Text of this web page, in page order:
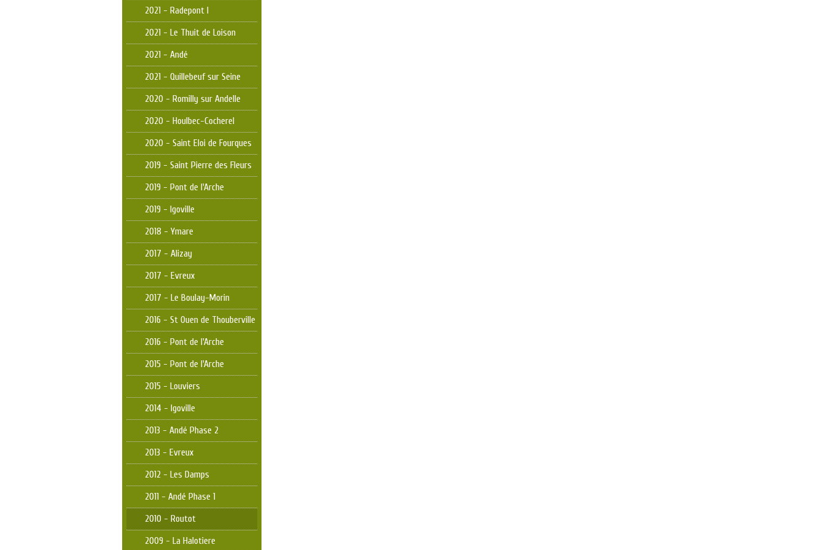
2021 - Radepont I
2021 - Le Thuit de Loison
2021 - Andé
2021 - Quillebeuf sur Seine
2020 - Romilly sur Andelle
2020 - Houlbec-Cocherel
2020 - Saint Eloi de Fourques
2019 - Saint Pierre des Fleurs
2019 - Pont de l'Arche
2019 - Igoville
2018 - Ymare
2017 - Alizay
2017 - Evreux
2017 - Le Boulay-Morin
2016 - St Ouen de Thouberville
2016 - Pont de l'Arche
2015 - Pont de l'Arche
2015 - Louviers
2014 - Igoville
2013 - Andé Phase 2
2013 - Evreux
2012 - Les Damps
2011 - Andé Phase 1
2010 - Routot
2009 - La Halotiere